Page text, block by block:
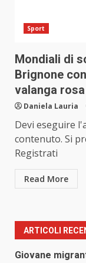
Sport
Mondiali di
Brignone
valanga rosa
Daniela Lauria
Devi eseguire
contenuto. Si
Registrati
Read More
ARTICOLI
Giovane